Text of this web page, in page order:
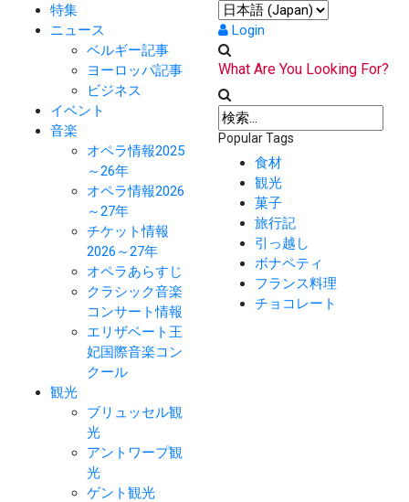
特集
ニュース
ベルギー記事
ヨーロッパ記事
ビジネス
イベント
音楽
オペラ情報2025
～26年
オペラ情報2026
～27年
チケット情報
2026～27年
オペラあらすじ
クラシック音楽
コンサート情報
エリザベート王
妃国際音楽コン
クール
観光
ブリュッセル観
光
アントワープ観
光
ゲント観光
Login
What Are You Looking For?
Popular Tags
食材
観光
菓子
旅行記
引っ越し
ボナペティ
フランス料理
チョコレート